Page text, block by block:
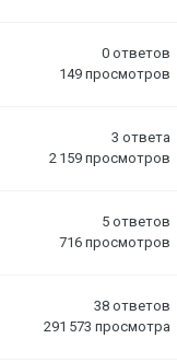
0 ответов
149 просмотров
3 ответа
2 159 просмотров
5 ответов
716 просмотров
38 ответов
291 573 просмотра